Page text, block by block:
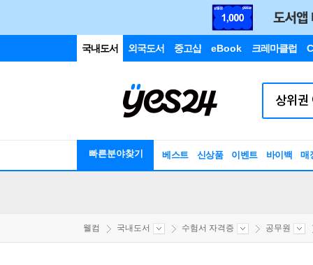
국내도서 외국도서 중고샵 eBook 크레마클럽
빠른분야찾기 베스트 신상품 이벤트 바이백 매
웰컴 국내도서 수험서 자격증 공무원